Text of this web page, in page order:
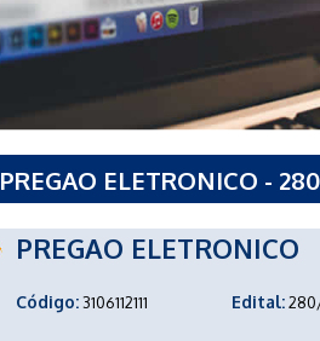
PREGAO ELETRONICO -
PREGAO ELETRONICO
Código:3106112111 Edital: